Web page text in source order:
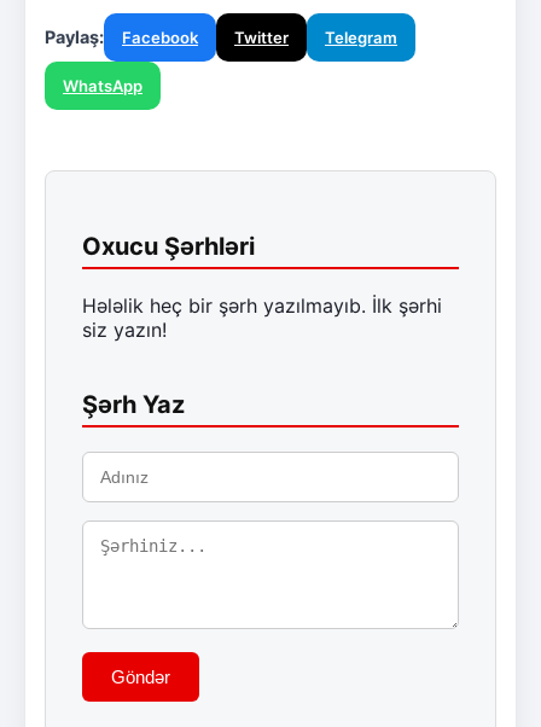
Paylaş: Facebook Twitter Telegram
WhatsApp
Oxucu Şərhləri
Hələlik heç bir şərh yazılmayıb. İlk şərhi
siz yazın!
Şərh Yaz
Göndər